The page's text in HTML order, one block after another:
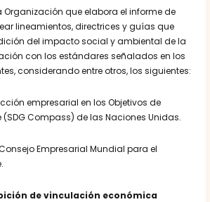
Organización que elabora el informe de
lineamientos, directrices y guías que
del impacto social y ambiental de la
con los estándares señalados en los
considerando entre otros, los siguientes:
empresarial en los Objetivos de
(SDG Compass) de las Naciones Unidas.
Empresarial Mundial para el
de vinculación económica